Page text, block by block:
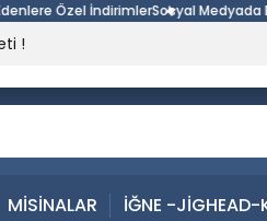
Özel İndirimlerSosyal Medyada Bizi
!
MİSİNALAR İĞNE -JİGHEAD-